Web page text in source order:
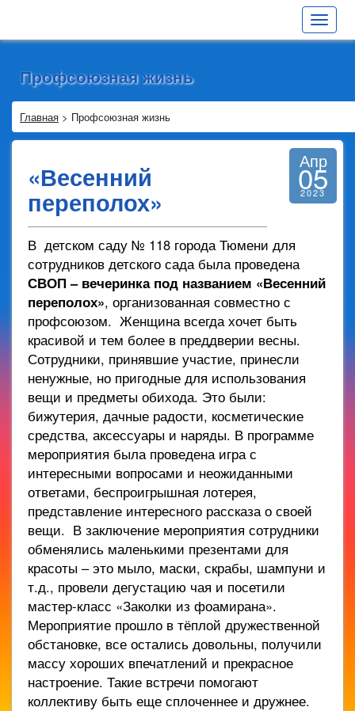
Toggle
Профсоюзная жизнь
Главная > Профсоюзная жизнь
«Весенний
переполох»
Апр
05
2023
В детском саду № 118 города Тюмени для
сотрудников детского сада была проведена
СВОП – вечеринка под названием «Весенний
переполох», организованная совместно с
профсоюзом. Женщина всегда хочет быть
красивой и тем более в преддверии весны.
Сотрудники, принявшие участие, принесли
ненужные, но пригодные для использования
вещи и предметы обихода. Это были:
бижутерия, дачные радости, косметические
средства, аксессуары и наряды. В программе
мероприятия была проведена игра с
интересными вопросами и неожиданными
ответами, беспроигрышная лотерея,
представление интересного рассказа о своей
вещи. В заключение мероприятия сотрудники
обменялись маленькими презентами для
красоты – это мыло, маски, скрабы, шампуни и
т.д., провели дегустацию чая и посетили
мастер-класс «Заколки из фоамирана».
Мероприятие прошло в тёплой дружественной
обстановке, все остались довольны, получили
массу хороших впечатлений и прекрасное
настроение. Такие встречи помогают
коллективу быть еще сплоченнее и дружнее.